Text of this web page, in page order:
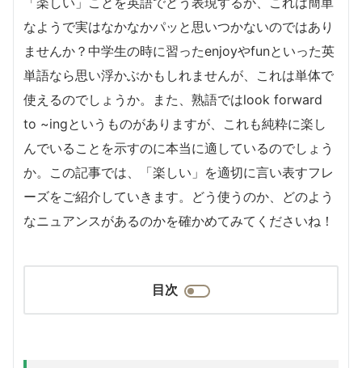
なようで実はなかなかパッと思いつかないのではあり
ませんか？中学生の時に習ったenjoyやfunといった英
単語なら思い浮かぶかもしれませんが、これは単体で
使えるのでしょうか。また、熟語ではlook forward
to ~ingというものがありますが、これも純粋に楽し
んでいることを示すのに本当に適しているのでしょう
か。この記事では、「楽しい」を適切に言い表すフレ
ーズをご紹介していきます。どう使うのか、どのよう
なニュアンスがあるのかを確かめてみてくださいね！
目次